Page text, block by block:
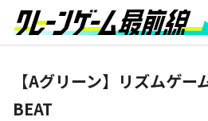
【Aグリーン】リズムゲー
BEAT